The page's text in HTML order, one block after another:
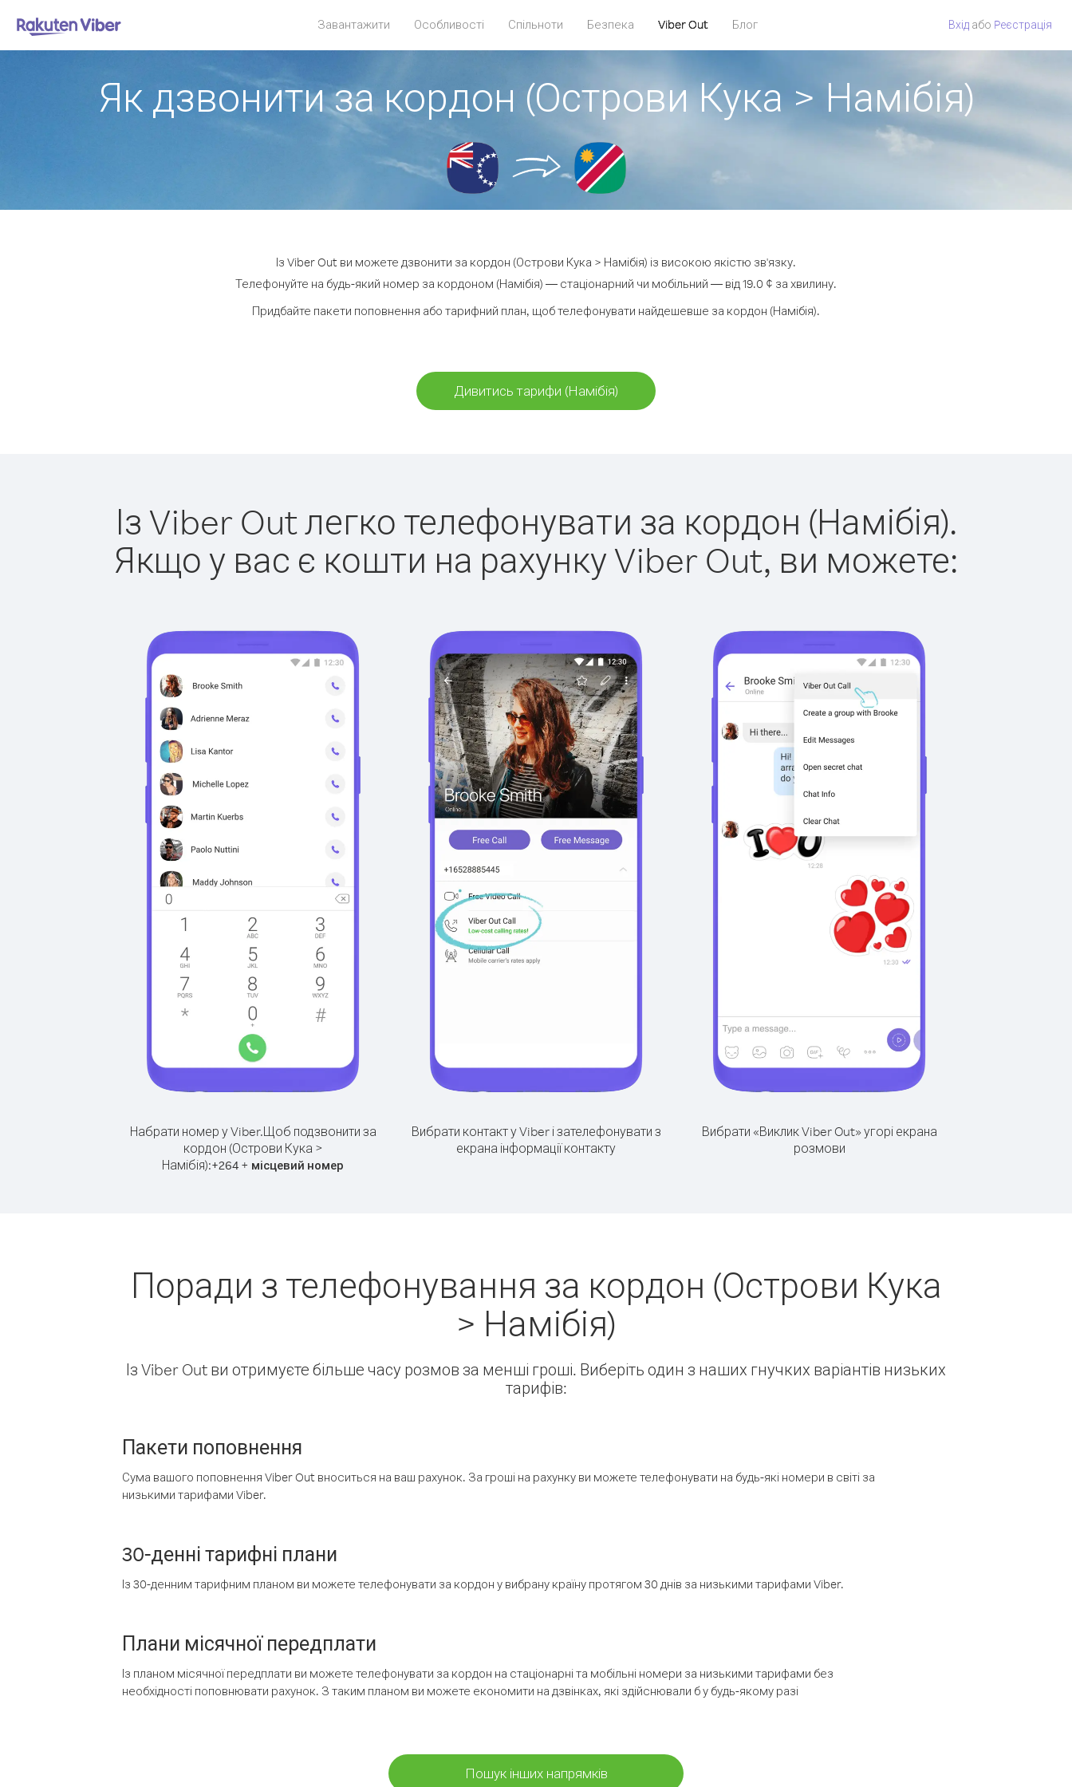
Завантажити Особливості Спільноти Безпека Viber Out Блог Вхід або Pеєстрація
Як дзвонити за кордон (Острови Кука > Намібія)
Із Viber Out ви можете дзвонити за кордон (Острови Кука > Намібія) із високою якістю зв'язку.
Телефонуйте на будь-який номер за кордоном (Намібія) — стаціонарний чи мобільний — від 19.0 ¢ за хвилину.
Придбайте пакети поповнення або тарифний план, щоб телефонувати найдешевше за кордон (Намібія).
Дивитись тарифи (Намібія)
Із Viber Out легко телефонувати за кордон (Намібія).
Якщо у вас є кошти на рахунку Viber Out, ви можете:
Набрати номер у Viber.Щоб подзвонити за
кордон (Острови Кука >
Намібія):+264 + місцевий номер
Вибрати контакт у Viber і зателефонувати з
екрана інформації контакту
Вибрати «Виклик Viber Out» угорі екрана
розмови
Поради з телефонування за кордон (Острови Кука
> Намібія)
Із Viber Out ви отримуєте більше часу розмов за менші гроші. Виберіть один з наших гнучких варіантів низьких
тарифів:
Пакети поповнення
Сума вашого поповнення Viber Out вноситься на ваш рахунок. За гроші на рахунку ви можете телефонувати на будь-які номери в світі за
низькими тарифами Viber.
30-денні тарифні плани
Із 30-денним тарифним планом ви можете телефонувати за кордон у вибрану країну протягом 30 днів за низькими тарифами Viber.
Плани місячної передплати
Із планом місячної передплати ви можете телефонувати за кордон на стаціонарні та мобільні номери за низькими тарифами без
необхідності поповнювати рахунок. З таким планом ви можете економити на дзвінках, які здійснювали б у будь-якому разі
Пошук інших напрямків